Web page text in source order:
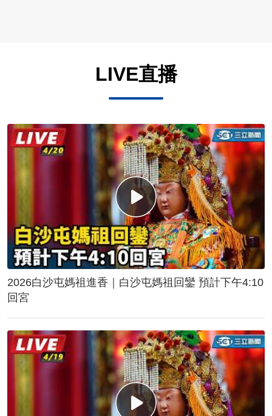
LIVE直播
2026白沙屯媽祖進香｜白沙屯媽祖回鑾 預計下午4:10
回宮